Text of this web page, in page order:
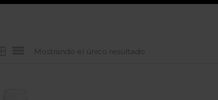
En oferta
Mostrando el único resultado